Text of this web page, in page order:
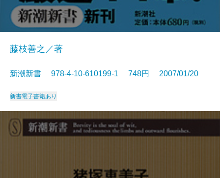
藤枝善之／著
新潮新書 978-4-10-610199-1 748円 2007/01/20
新書電子書籍あり